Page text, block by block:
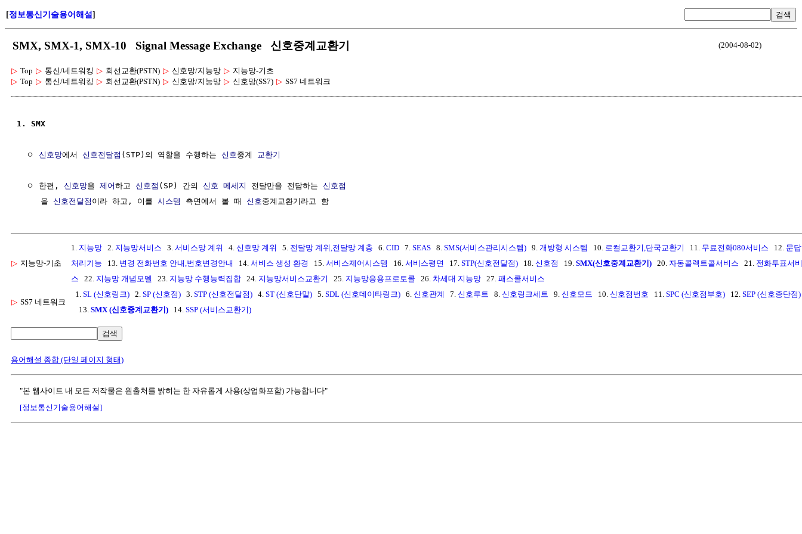
[정보통신기술용어해설] 검색
SMX, SMX-1, SMX-10 Signal Message Exchange 신호중계교환기 (2004-08-02)
▷ Top ▷ 통신/네트워킹 ▷ 회선교환(PSTN) ▷ 신호망/지능망 ▷ 지능망-기초
▷ Top ▷ 통신/네트워킹 ▷ 회선교환(PSTN) ▷ 신호망/지능망 ▷ 신호망(SS7) ▷ SS7 네트워크
1. SMX
  ㅇ
신호망에서 신호전달점 (STP)의 역할을 수행하는 신호중계 교환기
  ㅇ 한편,
신호망을 제어하고 신호점 (SP) 간의 신호 메세지 전달만을 전담하는 신호점
     을
신호전달점 이라 하고, 이를 시스템 측면에서 볼 때 신호
▷ 지능망-기초
1. 지능망 2. 지능망서비스 3. 서비스망 계위 4. 신호망 계위 5. 전달망 계위,전달망 계층 6. CID 7. SEAS 8. SMS(서비스관리시스템) 9. 개방형 시스템 10. 로컬교환기,단국교환기 11. 무료전화080서비스 12. 문답
처리기능 13. 변경 전화번호 안내,번호변경안내 14. 서비스 생성 환경 15. 서비스제어시스템 16. 서비스평면 17. STP(신호전달점) 18. 신호점 19. SMX(신호중계교환기) 20. 자동콜렉트콜서비스 21. 전화투표서비
스 22. 지능망 개념모델 23. 지능망 수행능력집합 24. 지능망서비스교환기 25. 지능망응용프로토콜 26. 차세대 지능망 27. 패스콜서비스
▷ SS7 네트워크
1. SL (신호링크) 2. SP (신호점) 3. STP (신호전달점) 4. ST (신호단말) 5. SDL (신호데이타링크) 6. 신호관계 7. 신호루트 8. 신호링크세트 9. 신호모드 10. 신호점번호 11. SPC (신호점부호) 12. SEP (신호종단점)
13. SMX (신호중계교환기) 14. SSP (서비스교환기)
검색
용어해설 종합 (단일 페이지 형태)
"본 웹사이트 내 모든 저작물은 원출처를 밝히는 한 자유롭게 사용(상업화포함) 가능합니다"
[정보통신기술용어해설]